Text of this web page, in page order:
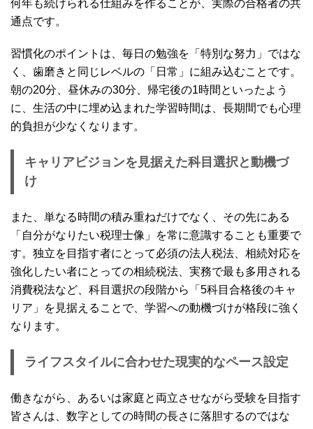
何年も続けられる仕組みを作ることが、実際の合格者の共
通点です。
習慣化のポイントは、毎日の勉強を「特別な努力」ではな
く、歯磨きと同じレベルの「日常」に組み込むことです。
朝の20分、昼休みの30分、帰宅後の1時間といったよう
に、生活の中に埋め込まれた学習時間は、長期間でも心理
的負担が少なくなります。
キャリアビジョンを見据えた科目選択と動機づ
け
また、単なる時間の積み重ねだけでなく、その先にある
「自分がなりたい税理士像」を常に意識することも重要で
す。独立を目指す者にとって必須の法人税法、相続対応を
強化したい者にとっての相続税法、実務で最も多用される
消費税法など、科目選択の段階から「5科目合格後のキャ
リア」を見据えることで、学習への動機づけが格段に強く
なります。
ライフスタイルに合わせた現実的なペース設定
働きながら、あるいは家庭と両立させながら受験を目指す
皆さんは、数字としての時間の長さに落胆するのではな